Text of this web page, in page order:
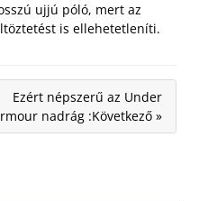
ujjú póló, mert az
is ellehetetleníti.
Ezért népszerű az Under
nadrág :Következő »